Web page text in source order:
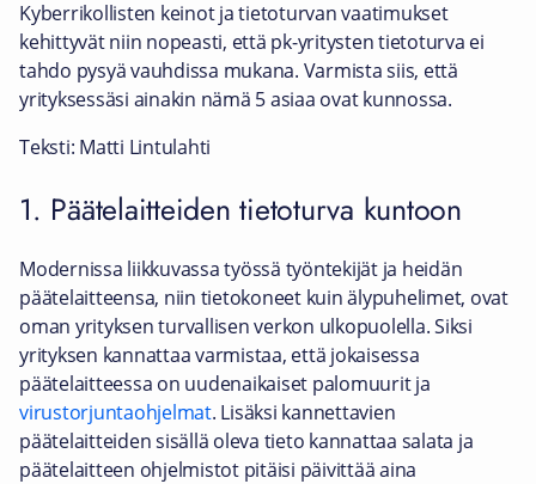
Kyberrikollisten keinot ja tietoturvan vaatimukset
kehittyvät niin nopeasti, että pk-yritysten tietoturva ei
tahdo pysyä vauhdissa mukana. Varmista siis, että
yrityksessäsi ainakin nämä 5 asiaa ovat kunnossa.
Teksti: Matti Lintulahti
1. Päätelaitteiden tietoturva kuntoon
Modernissa liikkuvassa työssä työntekijät ja heidän
päätelaitteensa, niin tietokoneet kuin älypuhelimet, ovat
oman yrityksen turvallisen verkon ulkopuolella. Siksi
yrityksen kannattaa varmistaa, että jokaisessa
päätelaitteessa on uudenaikaiset palomuurit ja
virustorjuntaohjelmat. Lisäksi kannettavien
päätelaitteiden sisällä oleva tieto kannattaa salata ja
päätelaitteen ohjelmistot pitäisi päivittää aina